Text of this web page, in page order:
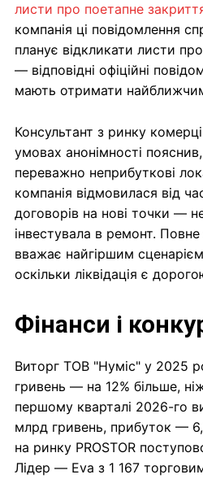
листи про поетапне
компанія ці повідомлення
планує відкликати листи
— відповідні офіційні
мають отримати
Консультант з ринку
умовах анонімності
переважно неприбуткові
компанія відмовилася від
договорів на нові точки —
інвестувала в ремонт.
вважає найгіршим
оскільки ліквідація є
Фінанси і
Виторг ТОВ "Нуміс" у 2025
гривень — на 12% більше,
першому кварталі 2026-го
млрд гривень, прибуток —
на ринку PROSTOR
Лідер — Eva з 1 167